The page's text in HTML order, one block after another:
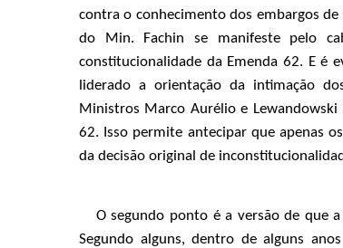
contra o conhecimento dos embargos
do Min. Fachin se manifeste pelo
constitucionalidade da Emenda 62. E é
liderado a orientação da intimação
Ministros Marco Aurélio e
62. Isso permite antecipar que apenas
da decisão original de
O segundo ponto é a versão de que
Segundo alguns, dentro de alguns